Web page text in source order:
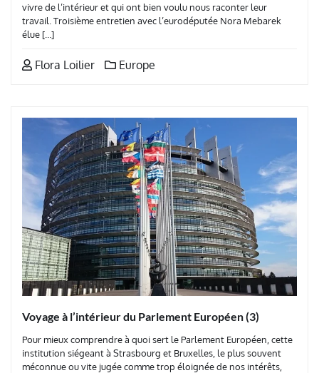
vivre de l’intérieur et qui ont bien voulu nous raconter leur
travail. Troisième entretien avec l’eurodéputée Nora Mebarek
élue […]
Flora Loilier Europe
Voyage à l’intérieur du Parlement Européen (3)
Pour mieux comprendre à quoi sert le Parlement Européen, cette
institution siégeant à Strasbourg et Bruxelles, le plus souvent
méconnue ou vite jugée comme trop éloignée de nos intérêts,